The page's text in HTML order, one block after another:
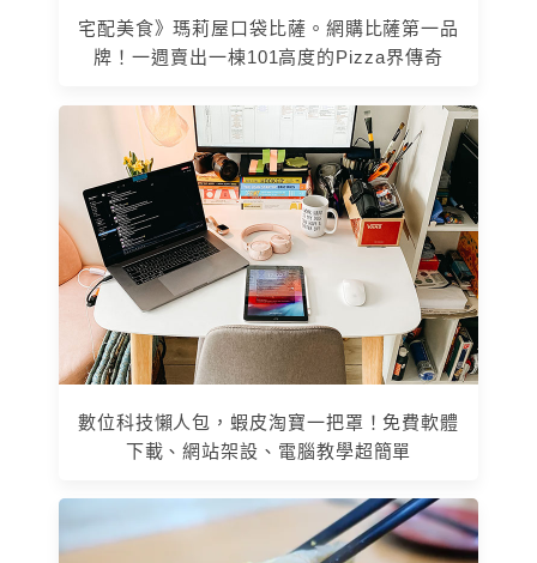
宅配美食》瑪莉屋口袋比薩。網購比薩第一品
牌！一週賣出一棟101高度的Pizza界傳奇
數位科技懶人包，蝦皮淘寶一把罩！免費軟體
下載、網站架設、電腦教學超簡單